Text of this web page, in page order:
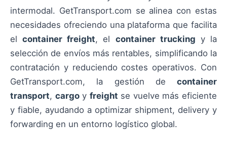
intermodal. GetTransport.com se alinea con estas
necesidades ofreciendo una plataforma que facilita
elcontainer freight, el container trucking y la
selección de envíos más rentables, simplificando la
contratación y reduciendo costes operativos. Con
GetTransport.com, la gestión de container
transport, cargoy freight se vuelve más eficiente
y fiable, ayudando a optimizar shipment, delivery y
forwarding en un entorno logístico global.